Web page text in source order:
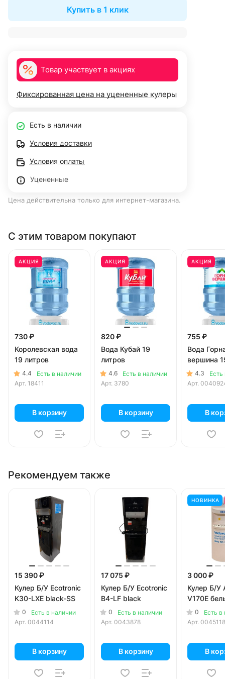
Купить в 1 клик
Товар участвует в акциях
Фиксированная цена на уцененные кулеры
Есть в наличии
Условия доставки
Условия оплаты
Уцененные
Цена действительна только для интернет-магазина.
С этим товаром покупают
АКЦИЯ
730 ₽
Королевская вода
19 литров
4.4
Есть в наличии
Арт. 18411
В корзину
АКЦИЯ
820 ₽
Вода Кубай 19
литров
4.6
Есть в наличии
Арт. 3780
В корзину
АКЦИЯ
755 ₽
Вода
вершина
4.3
Есть
Арт.
В
Рекомендуем также
15 390 ₽
Кулер Б/У Ecotronic
K30-LXE black-SS
0
Есть в наличии
Арт. 0044114
В корзину
17 075 ₽
Кулер Б/У Ecotronic
B4-LF black
0
Есть в наличии
Арт. 0043878
В корзину
НОВИНКА
3 000 ₽
Кулер Б/У
V170E
0
Есть в
Арт. 0045118
В